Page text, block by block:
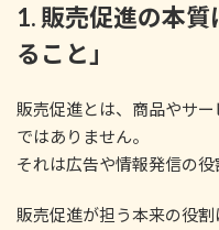
1. 販売促進の本
ること」
販売促進とは、商品やサ
ではありません。
それは広告や情報発信の役
販売促進が担う本来の役割